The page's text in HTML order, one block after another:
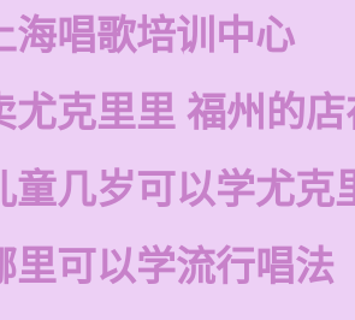
海唱歌培训中心
尤克里里 福州的
童几岁可以学尤克
里可以学流行唱法